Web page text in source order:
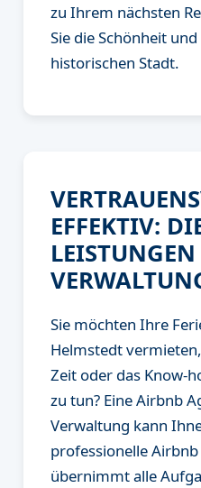
zu Ihrem nächsten
Sie die Schönheit
historischen Stadt.
EFFEKTIV:
Sie möchten Ihre
Helmstedt
Zeit oder das Know-
zu tun? Eine Airbnb
Verwaltung kann
professionelle
übernimmt alle